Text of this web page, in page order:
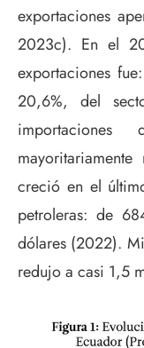
exportaciones
2023c). En el
exportaciones
20,6%, del
creció en el
petroleras: de
dólares (2022).
redujo a casi 1,5